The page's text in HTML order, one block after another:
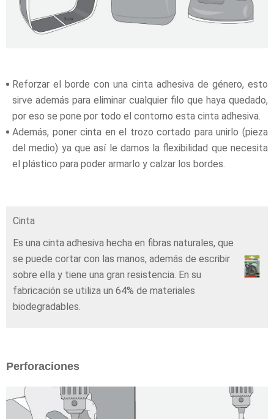
Reforzar el borde con una cinta adhesiva de género, esto
sirve además para eliminar cualquier filo que haya quedado,
por eso se pone por todo el contorno esta cinta adhesiva.
Además, poner cinta en el trozo cortado para unirlo (pieza
del medio) ya que así le damos la flexibilidad que necesita
el plástico para poder armarlo y calzar los bordes.
Cinta
Es una cinta adhesiva hecha en fibras naturales, que
se puede cortar con las manos, además de escribir
sobre ella y tiene una gran resistencia. En su
fabricación se utiliza un 64% de materiales
biodegradables.
Perforaciones